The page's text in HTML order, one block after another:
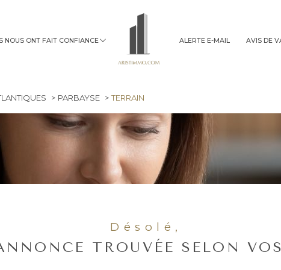
NOUS ONT FAIT CONFIANCE ALERTE E-MAIL AVIS DE
PARBAYSE TERRAIN
Désolé,
TROUVÉE SELON